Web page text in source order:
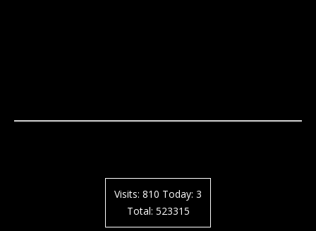
Visits: 810 Today: 3
Total: 523315